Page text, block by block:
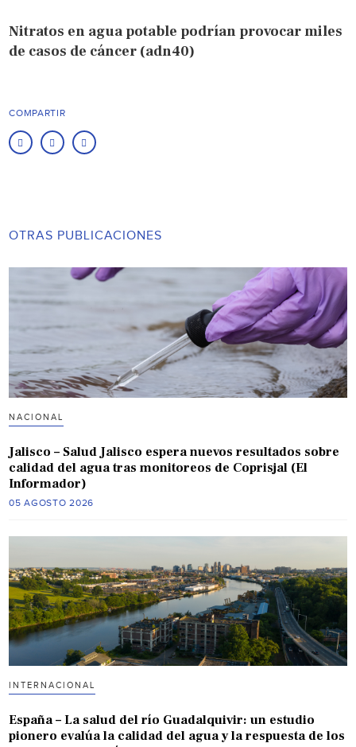
Nitratos en agua potable podrían provocar miles
de casos de cáncer (adn40)
COMPARTIR
OTRAS PUBLICACIONES
NACIONAL
Jalisco – Salud Jalisco espera nuevos resultados sobre
calidad del agua tras monitoreos de Coprisjal (El
Informador)
05 AGOSTO 2026
INTERNACIONAL
España – La salud del río Guadalquivir: un estudio
pionero evalúa la calidad del agua y la respuesta de los